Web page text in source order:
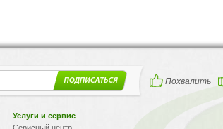
Похвалить
Услуги и сервис